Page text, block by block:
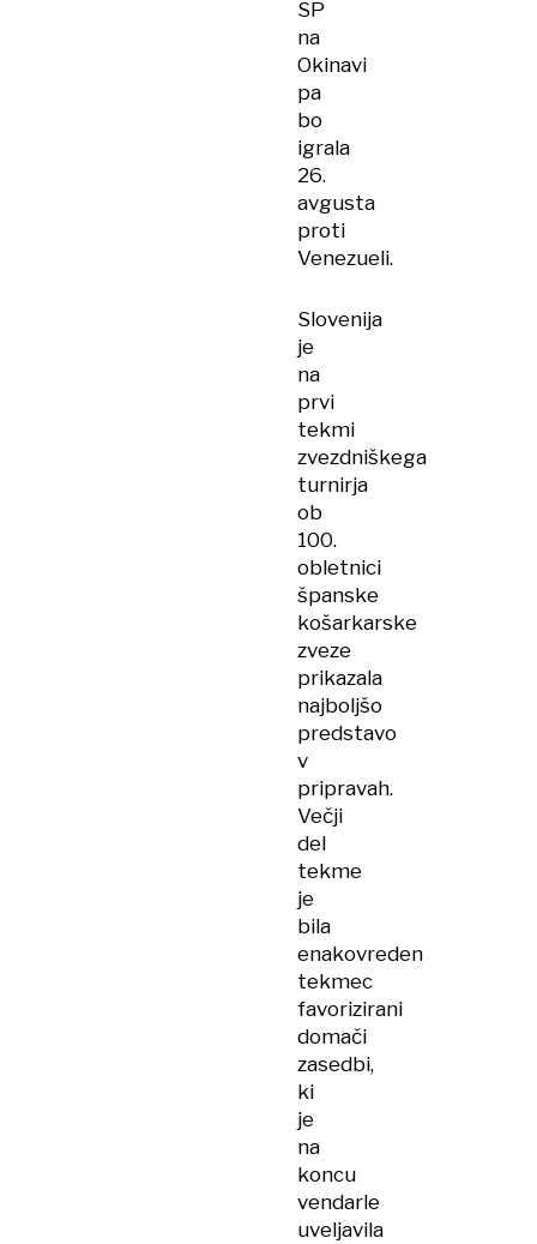
SP
na
Okinavi
pa
bo
igrala
26.
avgusta
proti
Venezueli.
Slovenija
je
na
prvi
tekmi
zvezdniškega
turnirja
ob
100.
obletnici
španske
košarkarske
zveze
prikazala
najboljšo
predstavo
v
pripravah.
Večji
del
tekme
je
bila
enakovreden
tekmec
favorizirani
domači
zasedbi,
ki
je
na
koncu
vendarle
uveljavila